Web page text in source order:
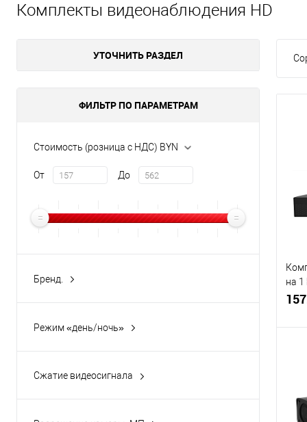
Комплекты видеонаблюдения HD
УТОЧНИТЬ РАЗДЕЛ
ФИЛЬТР ПО ПАРАМЕТРАМ
Стоимость (розница с НДС) BYN
От До
Бренд.
Режим «день/ночь»
Сжатие видеосигнала
на 1
В